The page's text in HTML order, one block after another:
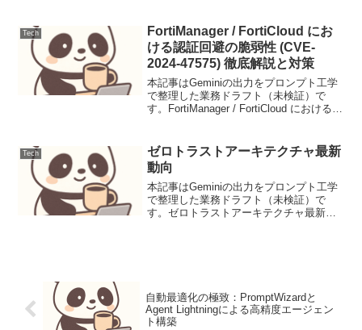
アンスの重要性が高まる中、Microsoft
365...
Tech
FortiManager / FortiCloud にお
ける認証回避の脆弱性 (CVE-
2024-47575) 徹底解説と対策
本記事はGeminiの出力をプロンプト工学
で整理した業務ドラフト（未検証）で
す。FortiManager / FortiCloud における認
FortiMa...
Tech
ゼロトラストアーキテクチャ最新
動向
本記事はGeminiの出力をプロンプト工学
で整理した業務ドラフト（未検証）で
す。ゼロトラストアーキテクチャ最新動
自動最適化の極致：PromptWizardと
Agent Lightningによる高精度エージェン
ト構築